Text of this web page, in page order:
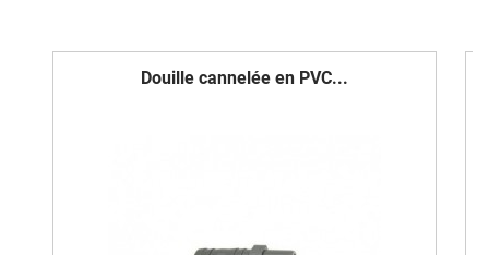
Douille cannelée en PVC...